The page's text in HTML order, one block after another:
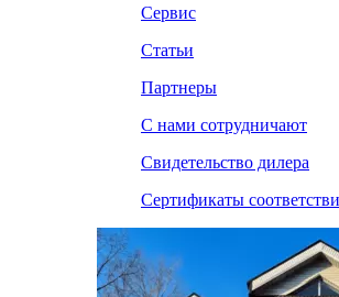
Сервис
Статьи
Партнеры
С нами сотрудничают
Свидетельство дилера
Сертификаты